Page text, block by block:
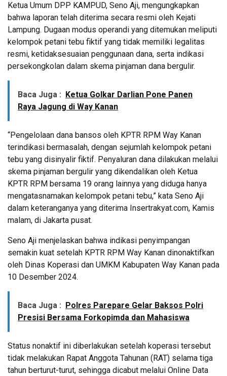
Ketua Umum DPP KAMPUD, Seno Aji, mengungkapkan
bahwa laporan telah diterima secara resmi oleh Kejati
Lampung. Dugaan modus operandi yang ditemukan meliputi
kelompok petani tebu fiktif yang tidak memiliki legalitas
resmi, ketidaksesuaian penggunaan dana, serta indikasi
persekongkolan dalam skema pinjaman dana bergulir.
Baca Juga : Ketua Golkar Darlian Pone Panen
Raya Jagung di Way Kanan
“Pengelolaan dana bansos oleh KPTR RPM Way Kanan
terindikasi bermasalah, dengan sejumlah kelompok petani
tebu yang disinyalir fiktif. Penyaluran dana dilakukan melalui
skema pinjaman bergulir yang dikendalikan oleh Ketua
KPTR RPM bersama 19 orang lainnya yang diduga hanya
mengatasnamakan kelompok petani tebu,” kata Seno Aji
dalam keteranganya yang diterima Insertrakyat.com, Kamis
malam, di Jakarta pusat.
Seno Aji menjelaskan bahwa indikasi penyimpangan
semakin kuat setelah KPTR RPM Way Kanan dinonaktifkan
oleh Dinas Koperasi dan UMKM Kabupaten Way Kanan pada
10 Desember 2024.
Baca Juga : Polres Parepare Gelar Baksos Polri
Presisi Bersama Forkopimda dan Mahasiswa
Status nonaktif ini diberlakukan setelah koperasi tersebut
tidak melakukan Rapat Anggota Tahunan (RAT) selama tiga
tahun berturut-turut, sehingga dicabut melalui Online Data